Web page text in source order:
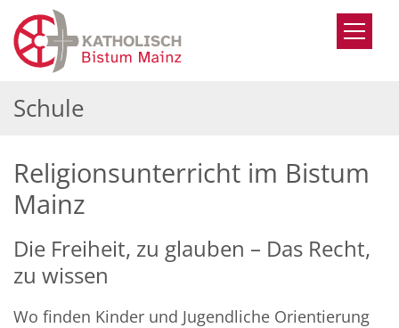
Zum Inhalt springen
Schule
Religionsunterricht im Bistum
Mainz
Die Freiheit, zu glauben – Das Recht,
zu wissen
Wo finden Kinder und Jugendliche Orientierung